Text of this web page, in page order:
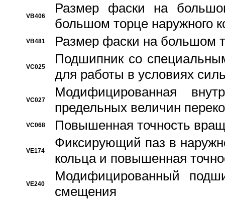
VB406
Размер фаски на
большом торце наружного
VB481 Размер фаски на большом
VC025
Подшипник со
для работы в условиях
VC027
Модифицированная
предельных величин
VC068 Повышенная точность
VE174
Фиксирующий паз в
кольца и повышенная
VE240
Модифицированный
смещения